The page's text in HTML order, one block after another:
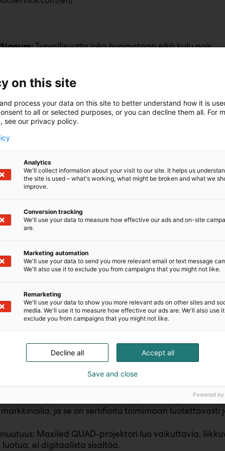
Turvallisuutta joka huomataan eikä kulu pois.
huomaamattomat lattiamaalaukset ja tarrat.
kirkkaita, huomiota herättäviä turvamerkkejä ja
merkki ei kulu tai haalistu, taaten jatkuvan
IP65-suojattu, tuulettimeton rakenne on
Vaihdettavien gobojen ansiosta voit luoda
ja turvallisuutta tuotanto- tai varastotilaasi Safety
en/
MaxiLED Lighting on edistyksellisten LED-
ja asennuksen helppouteen. Ratkaisumme on
luotettavuutta.
DMX-ohjattavien valaisimien 2-johtiminen Data Over
virran ja datan kuljettamisen samassa kaapelissa,
ja minimoi huoltotarpeen. Tarvittaessa
kestävä valaistus: Esimerkiksi Euroopassa
ja se on sertifioitu toimimaan luotettavasti
Maxiled QUAD-projektori luo vaikuttavia,
luotua, ei digitaalista sisältöä.
on this site
process your data on this site to better understand how it is
to all or selected purposes, or you can decline them all. For
see our privacy policy.
Analytics
We'll collect information about your visit to our site. It helps us
the site is used – what's working, what might be broken and what we
improve.
Conversion tracking
We'll use your data to measure how effective our ads and on-site
are.
Marketing automation
We'll use your data to send you more relevant email or text message
We'll also use it to exclude you from campaigns that you might not like.
Remarketing
We'll use your data to show you more relevant ads on other sites and
media. We'll use it to measure how effective our ads are. We'll also use
exclude you from campaigns that you might not like.
Accept all
Decline all
Save and close
Powered by